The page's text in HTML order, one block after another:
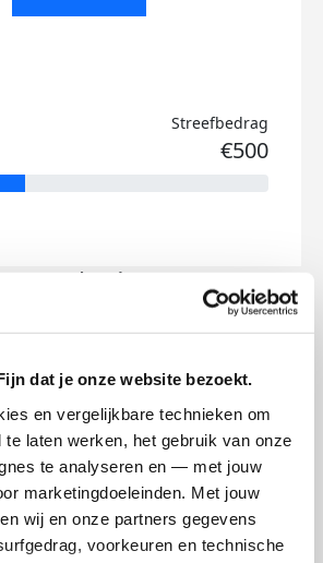
dat je onze website bezoekt.
en vergelijkbare technieken om
te laten werken, het gebruik van onze
te analyseren en — met jouw
marketingdoeleinden. Met jouw
wij en onze partners gegevens
voorkeuren en technische
Streefbedrag
€500
Anna's badges